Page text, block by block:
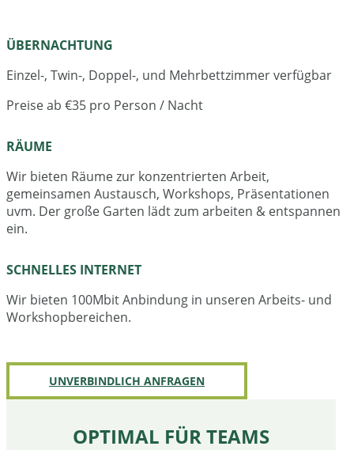
ÜBERNACHTUNG
Einzel-, Twin-, Doppel-, und Mehrbettzimmer verfügbar
Preise ab €35 pro Person / Nacht
RÄUME
Wir bieten Räume zur konzentrierten Arbeit,
gemeinsamen Austausch, Workshops, Präsentationen
uvm. Der große Garten lädt zum arbeiten & entspannen
ein.
SCHNELLES INTERNET
Wir bieten 100Mbit Anbindung in unseren Arbeits- und
Workshopbereichen.
UNVERBINDLICH ANFRAGEN
OPTIMAL FÜR TEAMS